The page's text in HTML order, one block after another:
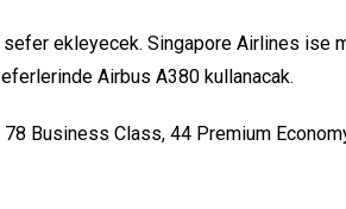
ekleyecek. Singapore Airlines ise
Airbus A380 kullanacak.
Business Class, 44 Premium